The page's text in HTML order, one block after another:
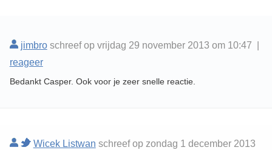
jimbroschreef op vrijdag 29 november 2013 om 10:47 |
reageer
Bedankt Casper. Ook voor je zeer snelle reactie.
Wicek Listwan schreef op zondag 1 december 2013